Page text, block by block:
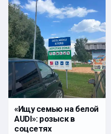
«Ищу семью на белой
AUDI»: розыск в
соцсетях